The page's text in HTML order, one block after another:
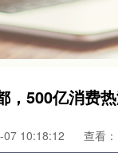
，500亿消费
07 10:18:12 查看